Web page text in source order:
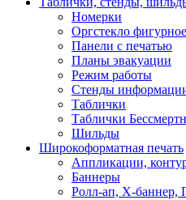
Номерки
Оргстекло
Панели с печатью
Планы эвакуации
Режим работы
Стенды
Таблички
Таблички
Шильды
Широкоформатная печать
Аппликации,
Баннеры
Ролл-ап, X-баннер,